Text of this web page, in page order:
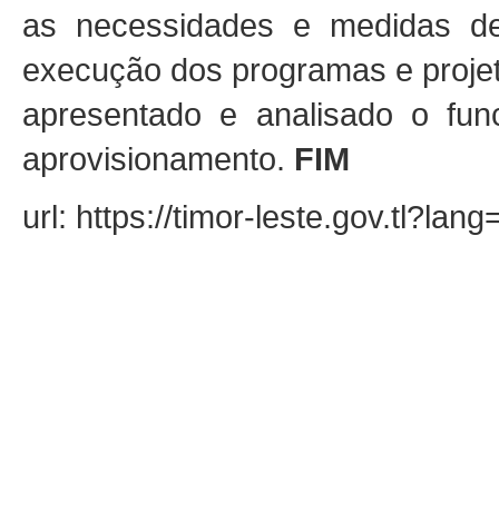
as necessidades e medidas
execução dos programas e
apresentado e analisado o
aprovisionamento. FIM
url: https://timor-